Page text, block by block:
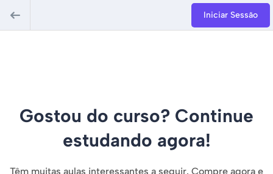
Iniciar Sessão
Gostou do curso? Continue
estudando agora!
Têm muitas aulas interessantes a seguir. Compre agora e